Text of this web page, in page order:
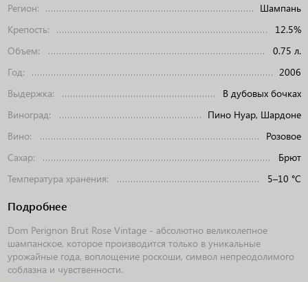
Регион:
Шампань
Крепость:
12.5%
Объем:
0.75 л.
Год:
2006
Выдержка:
В дубовых бочках
Виноград:
Пино Нуар, Шардоне
Вино:
Розовое
Сахар:
Брют
Температура хранения:
5–10 °C
Подробнее
Dom Perignon Brut Rose Vintage - абсолютно великолепное
шампанское, которое производится только в уникальные
урожайные года, воплощение роскоши, символ непреодолимого
соблазна и чувственности.